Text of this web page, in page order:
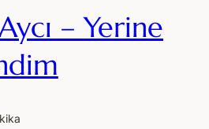
– Yerine